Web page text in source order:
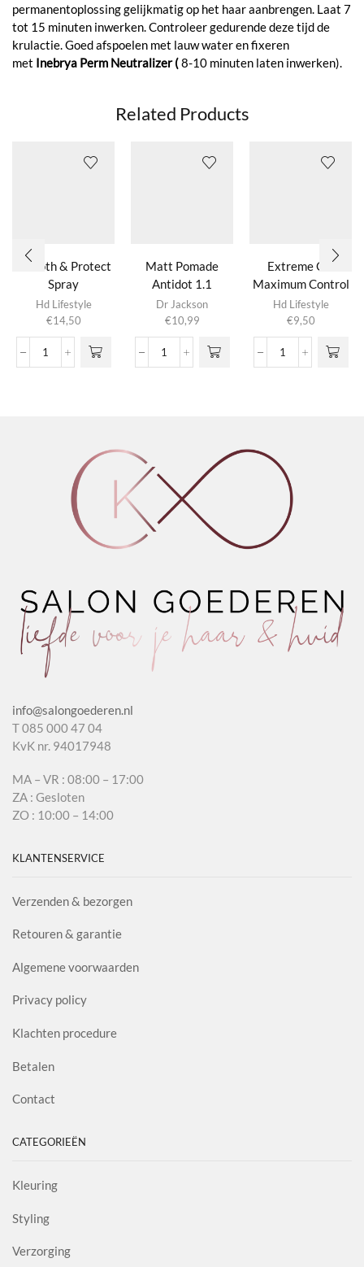
permanentoplossing gelijkmatig op het haar aanbrengen. Laat 7
tot 15 minuten inwerken. Controleer gedurende deze tijd de
krulactie. Goed afspoelen met lauw water en fixeren
met Inebrya Perm Neutralizer (8-10 minuten laten inwerken).
Related Products
Smooth & Protect
Spray
Hd Lifestyle
€14,50
Smooth
Matt Pomade
Antidot 1.1
Dr Jackson
€10,99
Matt
Extreme Gel
Maximum Control
Hd Lifestyle
€9,50
Extreme
info@salongoederen.nl
T 085 000 47 04
KvK nr. 94017948
MA – VR : 08:00 – 17:00
ZA : Gesloten
ZO : 10:00 – 14:00
KLANTENSERVICE
Verzenden & bezorgen
Retouren & garantie
Algemene voorwaarden
Privacy policy
Klachten procedure
Betalen
Contact
CATEGORIEËN
Kleuring
Styling
Verzorging